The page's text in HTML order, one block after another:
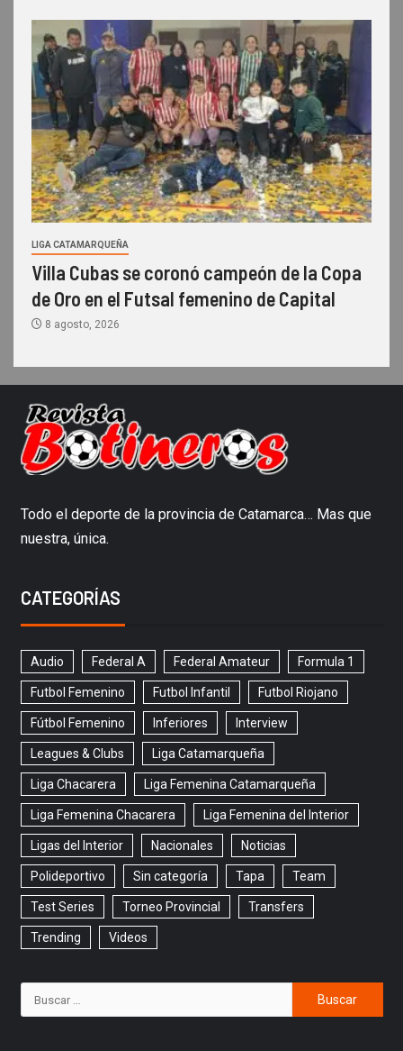
LIGA CATAMARQUEÑA
Villa Cubas se coronó campeón de la Copa
de Oro en el Futsal femenino de Capital
8 agosto, 2026
Todo el deporte de la provincia de Catamarca… Mas que
nuestra, única.
CATEGORÍAS
Audio Federal A Federal Amateur Formula 1
Futbol Femenino Futbol Infantil Futbol Riojano
Fútbol Femenino Inferiores Interview
Leagues & Clubs Liga Catamarqueña
Liga Chacarera Liga Femenina Catamarqueña
Liga Femenina Chacarera Liga Femenina del Interior
Ligas del Interior Nacionales Noticias
Polideportivo Sin categoría Tapa Team
Test Series Torneo Provincial Transfers
Trending Videos